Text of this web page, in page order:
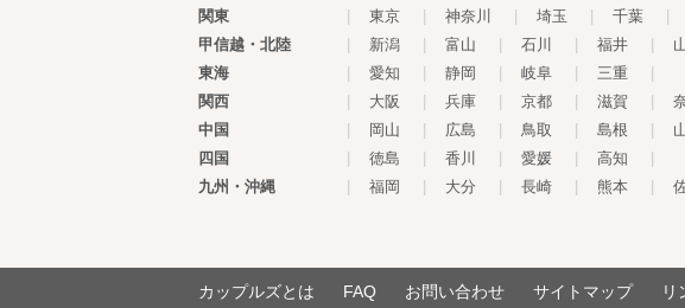
関東
東京 神奈川 埼玉 千葉
甲信越・北陸
新潟 富山 石川 福井
東海
愛知 静岡 岐阜 三重
関西
大阪 兵庫 京都 滋賀
中国
岡山 広島 鳥取 島根
四国
徳島 香川 愛媛 高知
九州・沖縄
福岡 大分 長崎 熊本
カップルズとは FAQ お問い合わせ サイトマップ リ